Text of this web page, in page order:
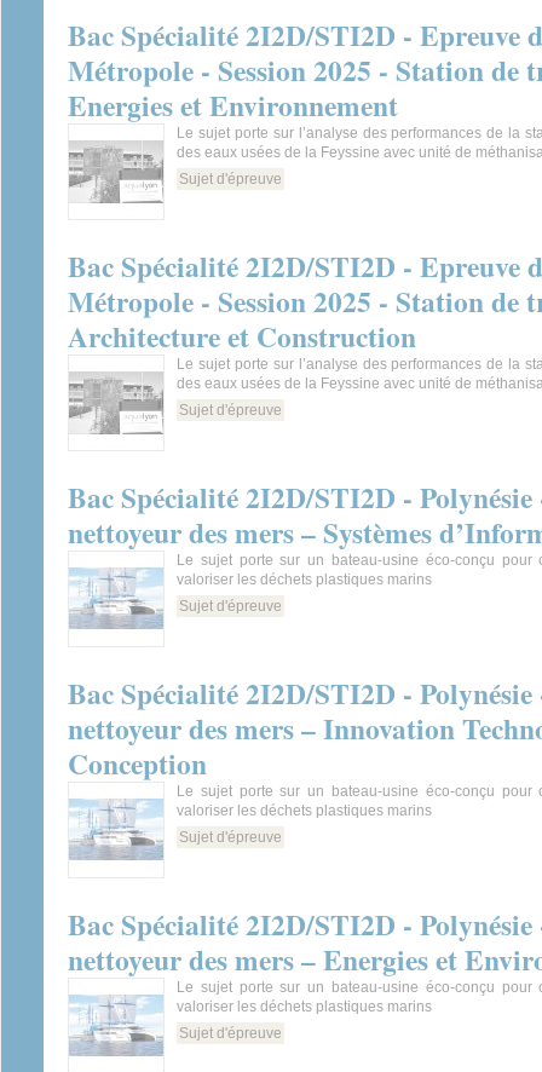
Bac Spécialité 2I2D/STI2D - Epreuve
Métropole - Session 2025 - Station de
Energies et Environnement
Le sujet porte sur l’analyse des performances de la
des eaux usées de la Feyssine avec unité de
Sujet d'épreuve
Bac Spécialité 2I2D/STI2D - Epreuve
Métropole - Session 2025 - Station de
Architecture et Construction
Le sujet porte sur l’analyse des performances de la
des eaux usées de la Feyssine avec unité de
Sujet d'épreuve
Bac Spécialité 2I2D/STI2D - Polynésie
nettoyeur des mers – Systèmes
Le sujet porte sur un bateau-usine éco-conçu pour
valoriser les déchets plastiques marins
Sujet d'épreuve
Bac Spécialité 2I2D/STI2D - Polynésie
nettoyeur des mers – Innovation
Conception
Le sujet porte sur un bateau-usine éco-conçu pour
valoriser les déchets plastiques marins
Sujet d'épreuve
Bac Spécialité 2I2D/STI2D - Polynésie
nettoyeur des mers – Energies et
Le sujet porte sur un bateau-usine éco-conçu pour
valoriser les déchets plastiques marins
Sujet d'épreuve